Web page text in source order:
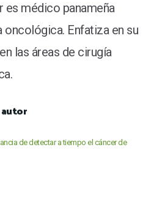
es médico panameña
Enfatiza en su
las áreas de cirugía
de detectar a tiempo el cáncer de